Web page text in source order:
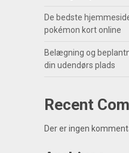
De bedste
pokémon kort online
Belægning og
din udendørs plads
Recent
Der er ingen